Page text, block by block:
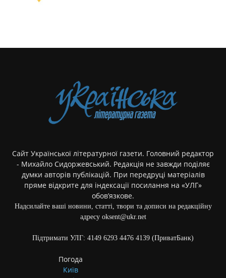
Сайт Української літературної газети. Головний редактор
- Михайло Сидоржевський. Редакція не завжди поділяє
думки авторів публікацій. При передруці матеріалів
пряме відкрите для індексації посилання на «УЛГ»
обов’язкове.
Надсилайте ваші новини, статті, твори та дописи на редакційну
адресу oksent@ukr.net
Підтримати УЛГ: 4149 6293 4476 4139 (ПриватБанк)
Погода
Київ